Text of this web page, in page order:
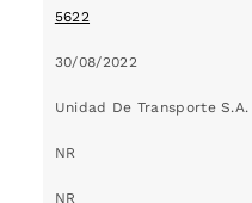
5622
30/08/2022
Unidad De Transporte
NR
NR